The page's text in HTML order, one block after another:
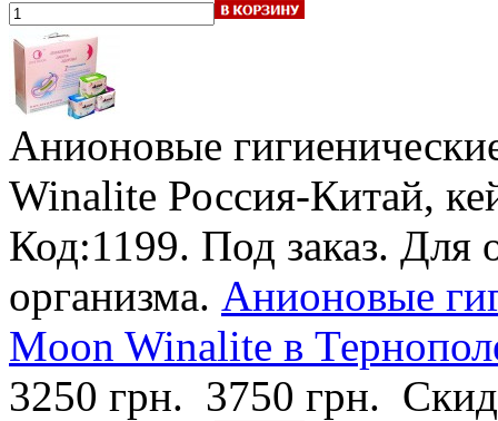
Анионовые
Winalite Россия-Китай,
Код:1199. Под заказ. Для
организма. Анионовые
Moon Winalite в
3250 грн. 3750 грн.